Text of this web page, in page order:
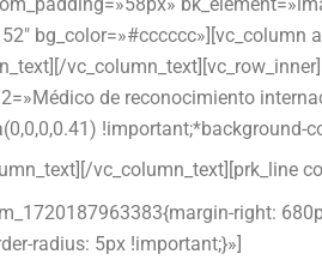
bg_color=»#cccccc»][vc_column
de reconocimiento
!important;*background-
vc_column_text][prk_line
right:
radius: 5px !important;}»]